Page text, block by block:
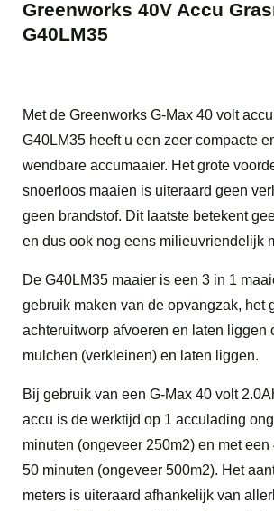
Greenworks 40V Accu
G40LM35
Met de Greenworks G-Max 40 volt
G40LM35 heeft u een zeer compacte
wendbare accumaaier. Het grote
snoerloos maaien is uiteraard geen
geen brandstof. Dit laatste betekent
en dus ook nog eens milieuvriendelijk
De G40LM35 maaier is een 3 in 1
gebruik maken van de opvangzak, het
achteruitworp afvoeren en laten liggen
mulchen (verkleinen) en laten liggen.
Bij gebruik van een G-Max 40 volt
accu is de werktijd op 1 acculading
minuten (ongeveer 250m2) en met een
50 minuten (ongeveer 500m2). Het
meters is uiteraard afhankelijk van